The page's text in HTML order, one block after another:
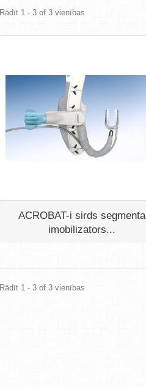
Rādīt 1 - 3 of 3 vienības
ACROBAT-i sirds segmenta
imobilizators...
Rādīt 1 - 3 of 3 vienības